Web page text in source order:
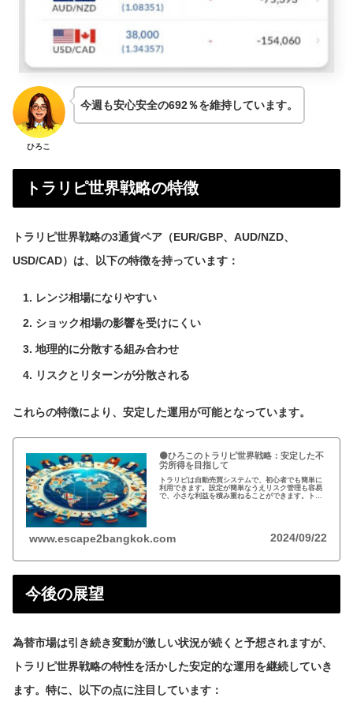
ひろこ
今週も安心安全の692％を維持しています。
トラリピ世界戦略の特徴
トラリピ世界戦略の3通貨ペア（EUR/GBP、AUD/NZD、
USD/CAD）は、以下の特徴を持っています：
レンジ相場になりやすい
ショック相場の影響を受けにくい
地理的に分散する組み合わせ
リスクとリターンが分散される
これらの特徴により、安定した運用が可能となっています。
🟠ひろこのトラリピ世界戦略：安定した不
労所得を目指して
トラリピは自動売買システムで、初心者でも簡単に
利用できます。設定が簡単なうえリスク管理も容易
で、小さな利益を積み重ねることができます。トラ
www.escape2bangkok.com 2024/09/22
今後の展望
為替市場は引き続き変動が激しい状況が続くと予想されますが、
トラリピ世界戦略の特性を活かした安定的な運用を継続していき
ます。特に、以下の点に注目しています：